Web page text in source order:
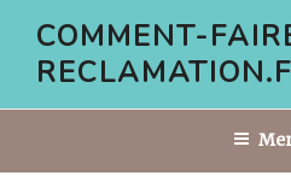
contenu
COMMENT-